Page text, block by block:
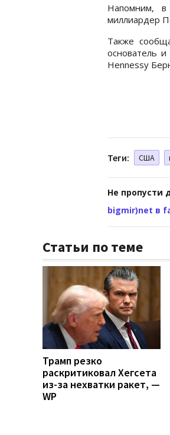
Напомним,
миллиардер
Также
основатель
Hennessy
Теги: США
Не пропусти
bigmir)net в
Статьи по теме
Трамп резко
раскритиковал Хегсета
из-за нехватки ракет, —
WP